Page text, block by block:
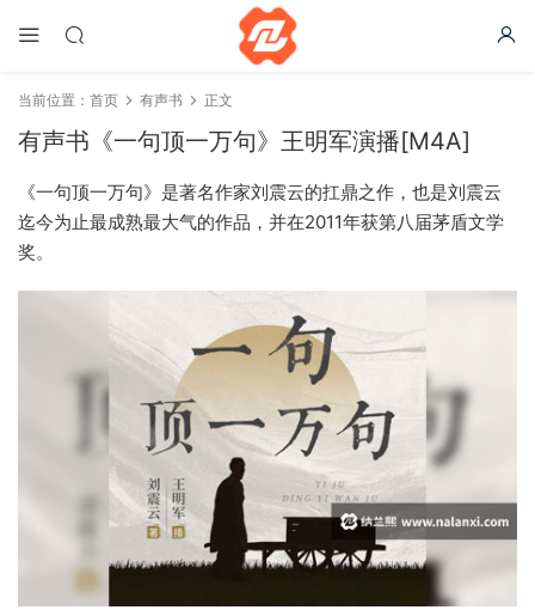
当前位置： 首页 有声书 正文
有声书《一句顶一万句》王明军演播[M4A]
《一句顶一万句》是著名作家刘震云的扛鼎之作，也是刘震云
迄今为止最成熟最大气的作品，并在2011年获第八届茅盾文学
奖。